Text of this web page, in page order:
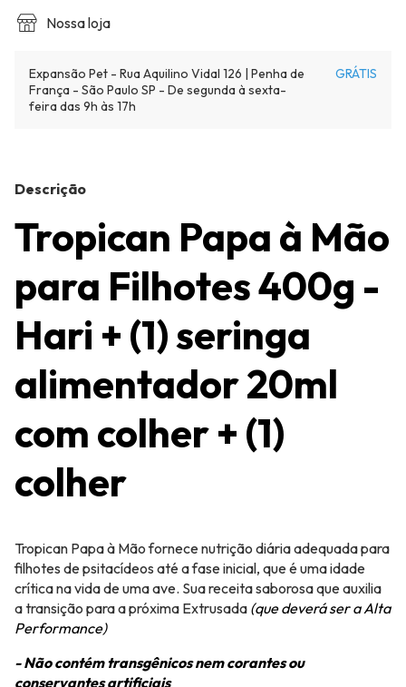
Nossa loja
Expansão Pet - Rua Aquilino Vidal 126 | Penha de
França - São Paulo SP - De segunda à sexta-
feira das 9h às 17h
GRÁTIS
Descrição
Tropican Papa à Mão
para Filhotes 400g -
Hari + (1) seringa
alimentador 20ml
com colher + (1)
colher
Tropican Papa à Mão fornece nutrição diária adequada para
filhotes de psitacídeos até a fase inicial, que é uma idade
crítica na vida de uma ave. Sua receita saborosa que auxilia
a transição para a próxima Extrusada (que deverá ser a Alta
Performance)
- Não contém transgênicos nem corantes ou
conservantes artificiais